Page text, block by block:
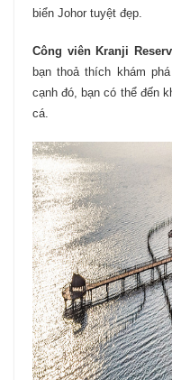
biển Johor tuyệt đẹp.
Công viên Kranji
bạn thoả thích khám
cạnh đó, bạn có thể đến
cá.